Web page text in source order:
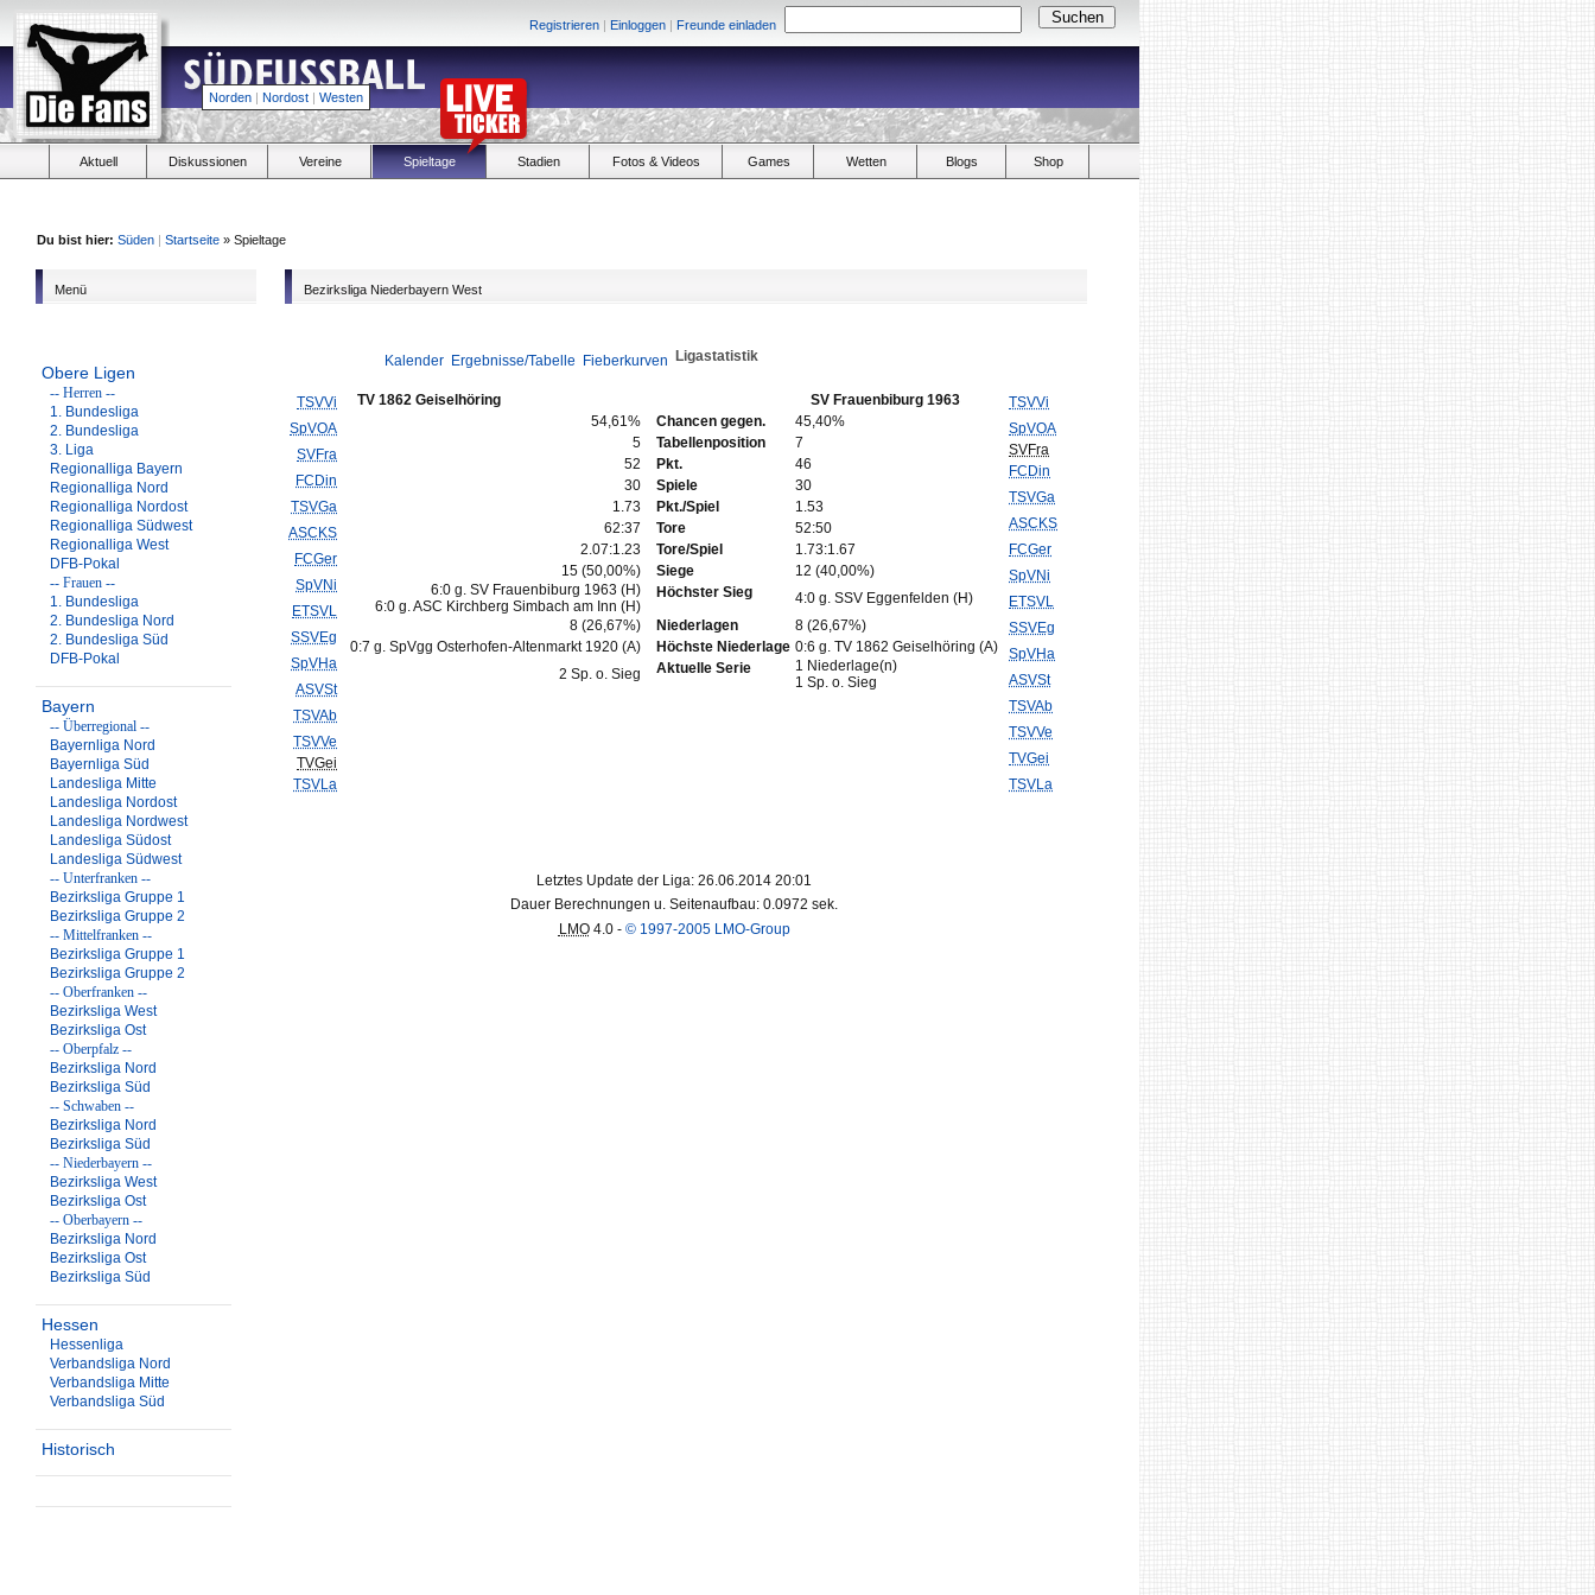
Registrieren | Einloggen | Freunde einladen
Norden | Nordost | Westen
Aktuell Diskussionen Vereine Spieltage Stadien Fotos & Videos Games Wetten Blogs Shop
Du bist hier: Süden | Startseite » Spieltage
Menü
Obere Ligen
-- Herren --
1. Bundesliga
2. Bundesliga
3. Liga
Regionalliga Bayern
Regionalliga Nord
Regionalliga Nordost
Regionalliga Südwest
Regionalliga West
DFB-Pokal
-- Frauen --
1. Bundesliga
2. Bundesliga Nord
2. Bundesliga Süd
DFB-Pokal
Bayern
-- Überregional --
Bayernliga Nord
Bayernliga Süd
Landesliga Mitte
Landesliga Nordost
Landesliga Nordwest
Landesliga Südost
Landesliga Südwest
-- Unterfranken --
Bezirksliga Gruppe 1
Bezirksliga Gruppe 2
-- Mittelfranken --
Bezirksliga Gruppe 1
Bezirksliga Gruppe 2
-- Oberfranken --
Bezirksliga West
Bezirksliga Ost
-- Oberpfalz --
Bezirksliga Nord
Bezirksliga Süd
-- Schwaben --
Bezirksliga Nord
Bezirksliga Süd
-- Niederbayern --
Bezirksliga West
Bezirksliga Ost
-- Oberbayern --
Bezirksliga Nord
Bezirksliga Ost
Bezirksliga Süd
Hessen
Hessenliga
Verbandsliga Nord
Verbandsliga Mitte
Verbandsliga Süd
Historisch
Bezirksliga Niederbayern West
Kalender Ergebnisse/Tabelle Fieberkurven Ligastatistik
TSVVi
SpVOA
SVFra
FCDin
TSVGa
ASCKS
FCGer
SpVNi
ETSVL
SSVEg
SpVHa
ASVSt
TSVAb
TSVVe
TVGei
TSVLa
TV 1862 Geiselhöring
SV Frauenbiburg 1963
54,61%
Chancen gegen.
45,40%
5
Tabellenposition
7
52
Pkt.
46
30
Spiele
30
1.73
Pkt./Spiel
1.53
62:37
Tore
52:50
2.07:1.23
Tore/Spiel
1.73:1.67
15 (50,00%)
Siege
12 (40,00%)
6:0 g. SV Frauenbiburg 1963 (H)
6:0 g. ASC Kirchberg Simbach am Inn (H)
Höchster Sieg
4:0 g. SSV Eggenfelden (H)
8 (26,67%)
Niederlagen
8 (26,67%)
0:7 g. SpVgg Osterhofen-Altenmarkt 1920 (A)
Höchste Niederlage 0:6 g. TV 1862 Geiselhöring (A)
2 Sp. o. Sieg
Aktuelle Serie
1 Niederlage(n)
1 Sp. o. Sieg
TSVVi
SpVOA
SVFra
FCDin
TSVGa
ASCKS
FCGer
SpVNi
ETSVL
SSVEg
SpVHa
ASVSt
TSVAb
TSVVe
TVGei
TSVLa
Letztes Update der Liga: 26.06.2014 20:01
Dauer Berechnungen u. Seitenaufbau: 0.0972 sek.
LMO4.0 - © 1997-2005 LMO-Group